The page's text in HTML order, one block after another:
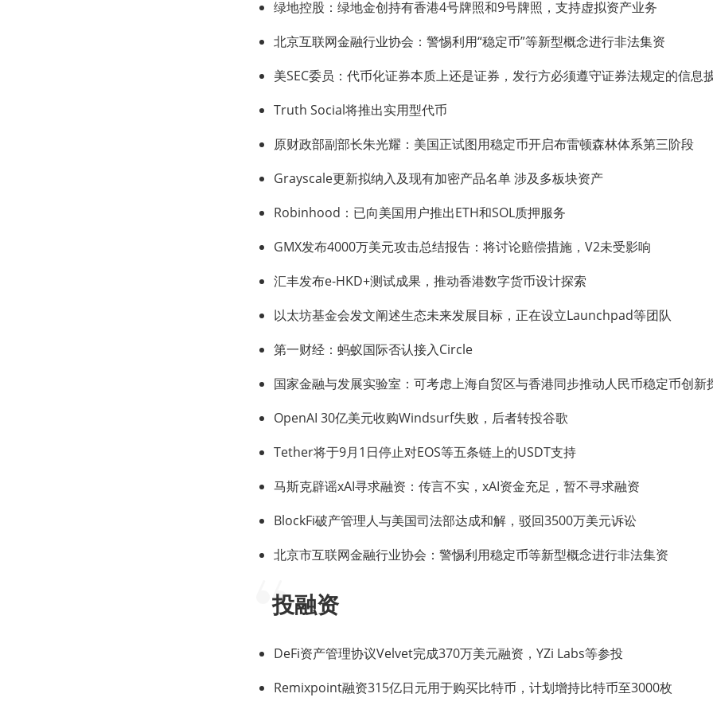
绿地控股：绿地金创持有香港4号牌照和9号牌照，支持虚拟资产业务
北京互联网金融行业协会：警惕利用“稳定币”等新型概念进行非法集资
美SEC委员：代币化证券本质上还是证券，发行方必须遵守证券法规定的信息
Truth Social将推出实用型代币
原财政部副部长朱光耀：美国正试图用稳定币开启布雷顿森林体系第三阶段
Grayscale更新拟纳入及现有加密产品名单 涉及多板块资产
Robinhood：已向美国用户推出ETH和SOL质押服务
GMX发布4000万美元攻击总结报告：将讨论赔偿措施，V2未受影响
汇丰发布e-HKD+测试成果，推动香港数字货币设计探索
以太坊基金会发文阐述生态未来发展目标，正在设立Launchpad等团队
第一财经：蚂蚁国际否认接入Circle
国家金融与发展实验室：可考虑上海自贸区与香港同步推动人民币稳定币创新
OpenAI 30亿美元收购Windsurf失败，后者转投谷歌
Tether将于9月1日停止对EOS等五条链上的USDT支持
马斯克辟谣xAI寻求融资：传言不实，xAI资金充足，暂不寻求融资
BlockFi破产管理人与美国司法部达成和解，驳回3500万美元诉讼
北京市互联网金融行业协会：警惕利用稳定币等新型概念进行非法集资
投融资
DeFi资产管理协议Velvet完成370万美元融资，YZi Labs等参投
Remixpoint融资315亿日元用于购买比特币，计划增持比特币至3000枚